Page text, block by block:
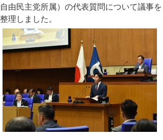
自由民主党所属）の代表質問について議事を
整理しました。